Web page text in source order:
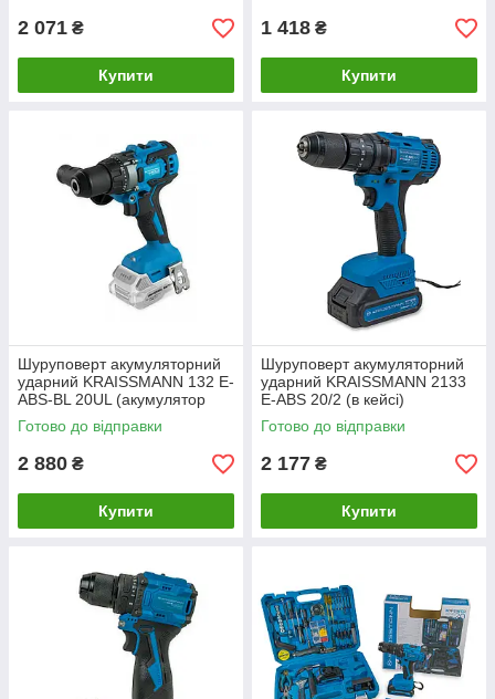
2 071 ₴
Купити
1 418 ₴
Купити
Шуруповерт акумуляторний
ударний KRAISSMANN 132 E-
ABS-BL 20UL (акумулятор
4000 мАг та зарядний
пристрій)
Готово до відправки
2 880 ₴
Купити
Шуруповерт акумуляторний
ударний KRAISSMANN 2133
E-ABS 20/2 (в кейсі)
Готово до відправки
2 177 ₴
Купити